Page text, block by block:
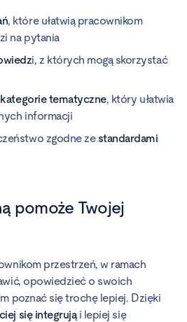
, które ułatwią pracownikom
na pytania
i, z których mogą skorzystać
kategorie tematyczne, który ułatwia
informacji
zgodne ze standardami
pomoże Twojej
przestrzeń, w ramach
opowiedzieć o swoich
poznać się trochę lepiej. Dzięki
się integrująi lepiej się